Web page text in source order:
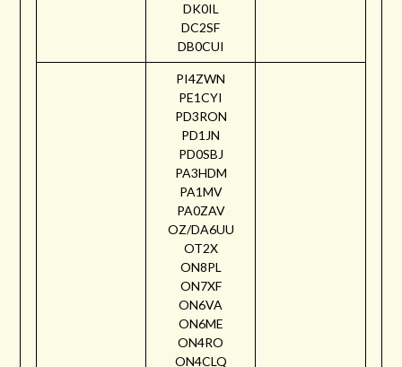
DK0IL
DC2SF
DB0CUI
PI4ZWN
PE1CYI
PD3RON
PD1JN
PD0SBJ
PA3HDM
PA1MV
PA0ZAV
OZ/DA6UU
OT2X
ON8PL
ON7XF
ON6VA
ON6ME
ON4RO
ON4CLQ